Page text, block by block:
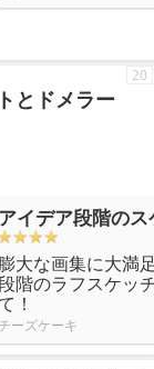
とドメラー
20
アイデア段階のス
膨大な画集に大満
階のラフスケッ
て！
チーズケーキ